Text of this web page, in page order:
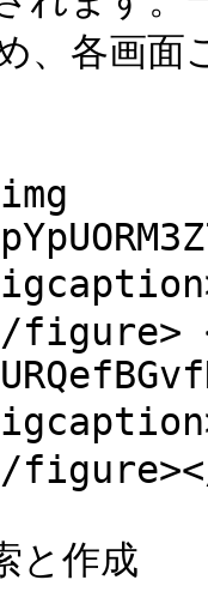
、各画
と作成